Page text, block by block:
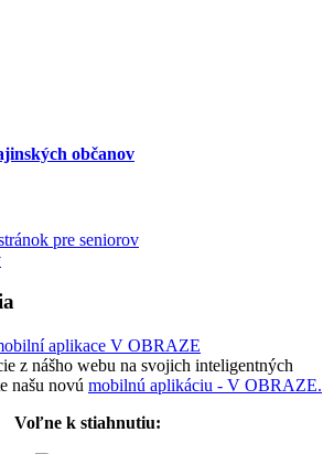
občanov
pre seniorov
z nášho webu na svojich inteligentných
našu novú mobilnú aplikáciu - V OBRAZE.
Voľne k stiahnutiu: